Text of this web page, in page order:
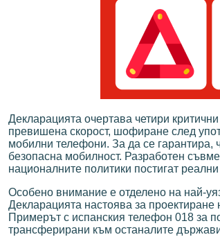
Декларацията очертава четири
превишена скорост, шофиране след
мобилни телефони. За да се гарантира,
безопасна мобилност. Разработен
националните политики постигат
Особено внимание е отделено на най-
Декларацията настоява за
Примерът с испанския телефон 018 за
трансферирани към останалите